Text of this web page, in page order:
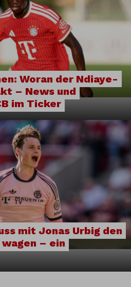
Woran der Ndiaye-
– News und
im Ticker
mit Jonas Urbig den
– ein